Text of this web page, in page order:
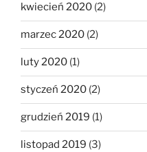
kwiecień 2020 (2)
marzec 2020 (2)
luty 2020 (1)
styczeń 2020 (2)
grudzień 2019 (1)
listopad 2019 (3)